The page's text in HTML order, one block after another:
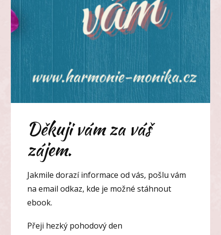
Děkuji vám za váš
zájem.
Jakmile dorazí informace od vás, pošlu vám
na email odkaz, kde je možné stáhnout
ebook.
Přeji hezký pohodový den